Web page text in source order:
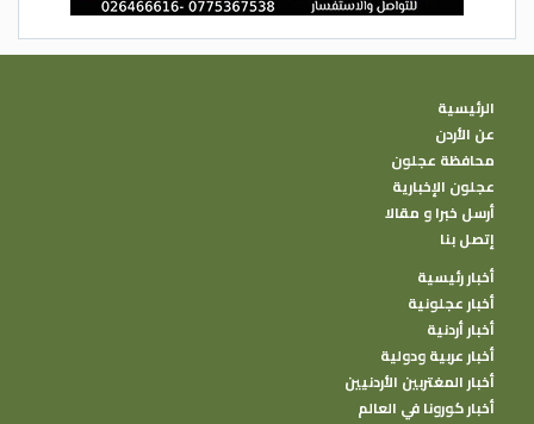
الرئيسية
عن الأردن
محافظة عجلون
عجلون الإخبارية
أرسل خبرا و مقالا
إتصل بنا
أخبار رئيسية
أخبار عجلونية
أخبار أردنية
أخبار عربية ودولية
أخبار المغتربين الأردنيين
أخبار كورونا في العالم